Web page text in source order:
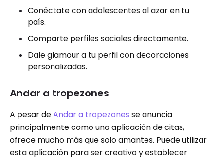
Conéctate con adolescentes al azar en tu
país.
Comparte perfiles sociales directamente.
Dale glamour a tu perfil con decoraciones
personalizadas.
Andar a tropezones
A pesar deAndar a tropezones se anuncia
principalmente como una aplicación de citas,
ofrece mucho más que solo amantes. Puede utilizar
esta aplicación para ser creativo y establecer